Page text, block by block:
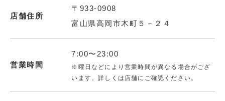
店舗住所
〒933-0908
富山県高岡市木町５－２４
営業時間
7:00〜23:00
※曜日などにより営業時間が異なる場合がござ
います。詳しくは店舗にご確認ください。